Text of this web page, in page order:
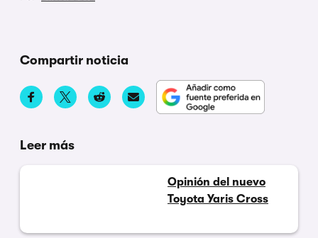
Compartir noticia
Leer más
Opinión del nuevo
Toyota Yaris Cross